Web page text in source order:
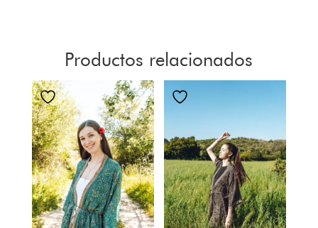
Productos relacionados